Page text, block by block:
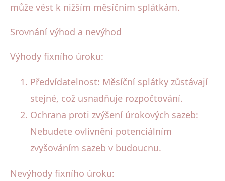
může vést k nižším měsíčním splátkám.
Srovnání výhod a nevýhod
Výhody fixního úroku:
Předvídatelnost: Měsíční splátky zůstávají
stejné, což usnadňuje rozpočtování.
Ochrana proti zvýšení úrokových sazeb:
Nebudete ovlivněni potenciálním
zvyšováním sazeb v budoucnu.
Nevýhody fixního úroku: